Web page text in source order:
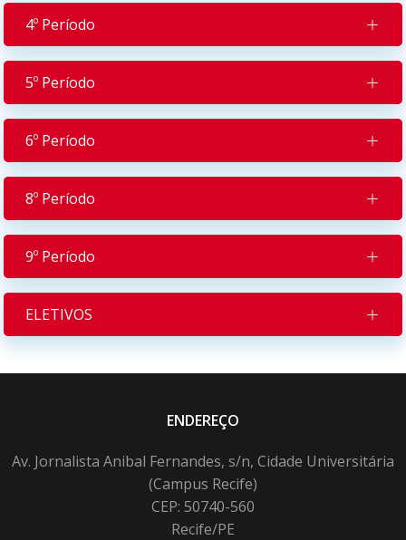
4º Período
5º Período
6º Período
8º Período
9º Período
ELETIVOS
ENDEREÇO
Av. Jornalista Anibal Fernandes, s/n, Cidade Universitária
(Campus Recife)
CEP: 50740-560
Recife/PE